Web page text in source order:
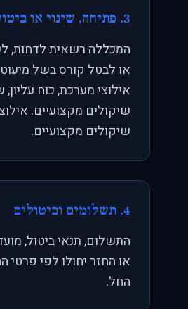
3. פתיחה, שינוי או ביטול
המכללה רשאית לדחות,
או לבטל קורס בשל
אילוצי מערכת, כוח עליון,
שיקולים מקצועיים.
שיקולים מקצועיים.
4. תשלומים וביטולים
התשלום, תנאי ביטול,
או החזר יחולו לפי פרטי
החל.